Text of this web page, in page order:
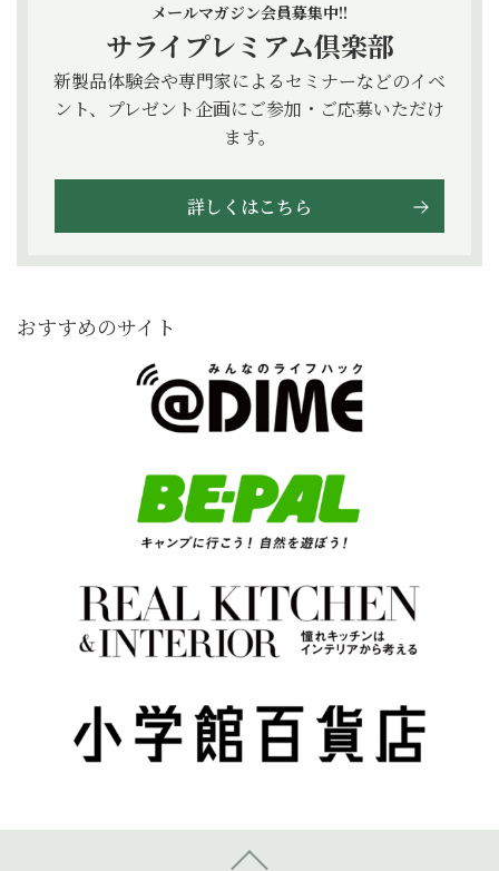
メールマガジン会員募集中!!
サライプレミアム倶楽部
新製品体験会や専門家によるセミナーなどのイベ
ント、プレゼント企画にご参加・ご応募いただけ
ます。
詳しくはこちら
おすすめのサイト